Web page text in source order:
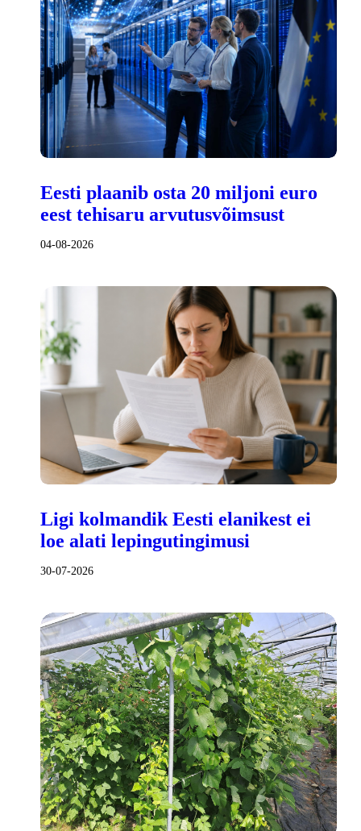
Eesti plaanib osta 20 miljoni euro
eest tehisaru arvutusvõimsust
04-08-2026
Ligi kolmandik Eesti elanikest ei
loe alati lepingutingimusi
30-07-2026